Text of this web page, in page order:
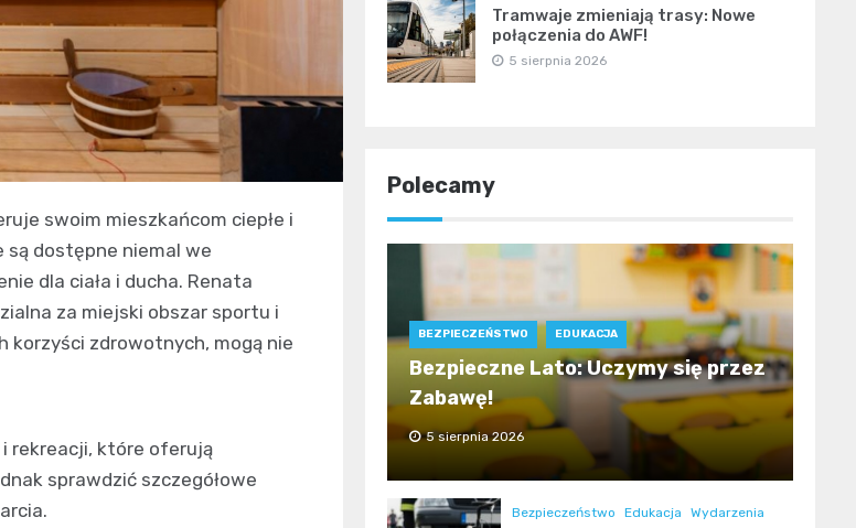
swoim mieszkańcom ciepłe i
są dostępne niemal we
dla ciała i ducha. Renata
za miejski obszar sportu i
korzyści zdrowotnych, mogą nie
rekreacji, które oferują
sprawdzić szczegółowe
Tramwaje zmieniają trasy: Nowe
połączenia do AWF!
5 sierpnia 2026
Polecamy
BEZPIECZEŃSTWO EDUKACJA
Bezpieczne Lato: Uczymy się przez
Zabawę!
5 sierpnia 2026
Bezpieczeństwo Edukacja Wydarzenia